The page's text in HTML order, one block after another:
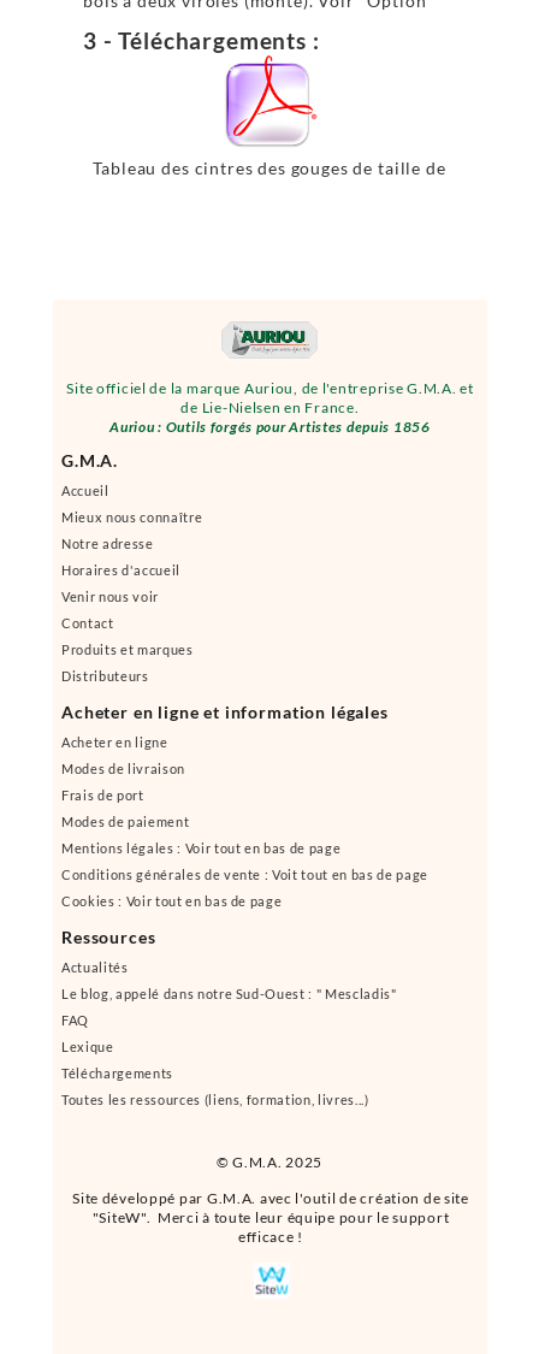
© G.M.A. 2025
Site officiel de la marque Auriou, de l'entreprise G.M.A. et
de Lie-Nielsen en France.
Auriou : Outils forgés pour Artistes depuis 1856
Site développé par G.M.A. avec l'outil de création de site
"SiteW". Merci à toute leur équipe pour le support
efficace !
G.M.A.
Accueil
Mieux nous connaître
Notre adresse
Horaires d'accueil
Venir nous voir
Contact
Produits et marques
Distributeurs
Acheter en ligne et information légales
Acheter en ligne
Modes de livraison
Frais de port
Modes de paiement
Mentions légales : Voir tout en bas de page
Conditions générales de vente : Voit tout en bas de page
Cookies : Voir tout en bas de page
Ressources
Actualités
Le blog, appelé dans notre Sud-Ouest : " Mescladis"
FAQ
Lexique
Téléchargements
Toutes les ressources (liens, formation, livres...)
3 - Téléchargements :
Tableau des cintres des gouges de taille de